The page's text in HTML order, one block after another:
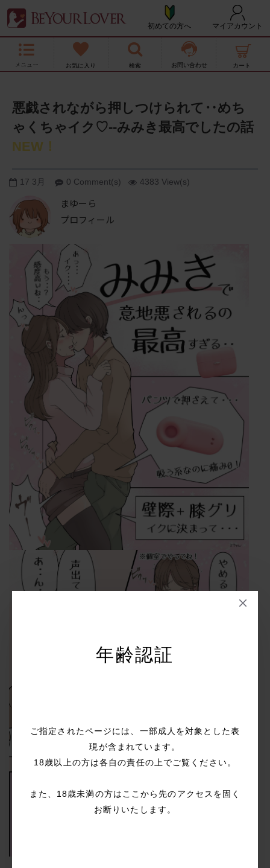
年齢認証
ご指定されたページには、一部成人を対象とした表
現が含まれています。
18歳以上の方は各自の責任の上でご覧ください。
また、18歳未満の方はここから先のアクセスを固く
お断りいたします。
初めての方へ マイアカウント
お問い合わせ
悪戯されながら押しつけられて‥めち
ゃくちゃイク♡--みみき最高でしたの話
NEW！
17 3月 0 Comment(s) 4383 View(s)
まゆーら
プロフィール
@mayu_uran072